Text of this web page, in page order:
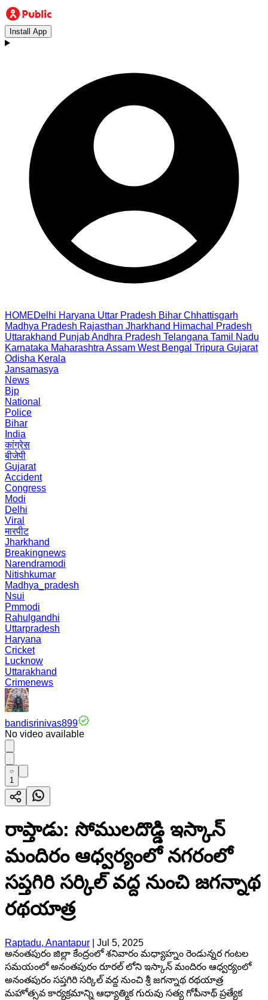
Install App
HOMEDelhi Haryana Uttar Pradesh Bihar Chhattisgarh
Madhya Pradesh Rajasthan Jharkhand Himachal Pradesh
Uttarakhand PunjabAndhra Pradesh Telangana Tamil Nadu
Karnataka Maharashtra Assam West Bengal Tripura Gujarat
Odisha Kerala
Jansamasya
News
Bjp
National
Police
Bihar
India
कांग्रेस
बीजेपी
Gujarat
Accident
Congress
Modi
Delhi
Viral
मारपीट
Jharkhand
Breakingnews
Narendramodi
Nitishkumar
Madhya_pradesh
Nsui
Pmmodi
Rahulgandhi
Uttarpradesh
Haryana
Cricket
Lucknow
Uttarakhand
Crimenews
bandisrinivas899
No video available
1
రాప్తాడు: సోములదొడ్డి ఇస్కాన్
మందిరం ఆధ్వర్యంలో నగరంలో
సప్తగిరి సర్కిల్ వద్ద నుంచి జగన్నాథ
రథయాత్ర
Raptadu, Anantapur
Jul 5, 2025
అనంతపురం జిల్లా కేంద్రంలో శనివారం మధ్యాహ్నం రెండున్నర గంటల
సమయంలో అనంతపురం రూరల్ లోని ఇస్కాన్ మందిరం ఆధ్వర్యంలో
అనంతపురం సప్తగిరి సర్కిల్ వద్ద నుంచి శ్రీ జగన్నాథ రథయాత్ర
మహోత్సవ కార్యక్రమాన్ని ఆధ్యాత్మిక గురువు సత్య గోపీనాథ్ ప్రత్యేక